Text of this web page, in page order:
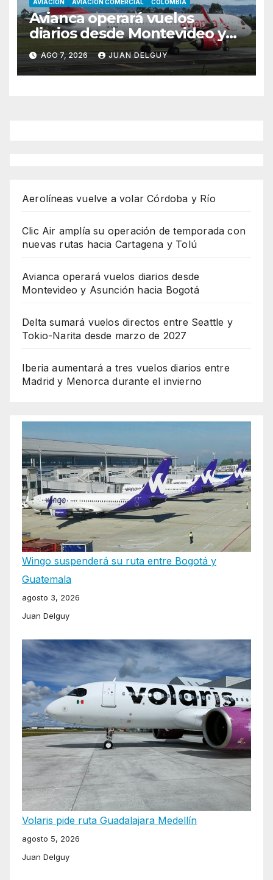
AVIACION AVIACION COMERCIAL COLOMBIA
Avianca operará vuelos
diarios desde Montevideo y
Asunción hacia Bogotá
AGO 7, 2026 JUAN DELGUY
Aerolíneas vuelve a volar Córdoba y Río
Clic Air amplía su operación de temporada con
nuevas rutas hacia Cartagena y Tolú
Avianca operará vuelos diarios desde
Montevideo y Asunción hacia Bogotá
Delta sumará vuelos directos entre Seattle y
Tokio-Narita desde marzo de 2027
Iberia aumentará a tres vuelos diarios entre
Madrid y Menorca durante el invierno
Wingo suspenderá su ruta entre Bogotá y
Guatemala
agosto 3, 2026
Juan Delguy
Volaris pide ruta Guadalajara Medellín
agosto 5, 2026
Juan Delguy